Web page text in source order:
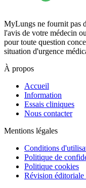
MyLungs ne fournit pas
l'avis de votre médecin
pour toute question
situation d'urgence
À propos
Accueil
Information
Essais cliniques
Nous contacter
Mentions légales
Conditions
Politique de
Politique cookies
Révision